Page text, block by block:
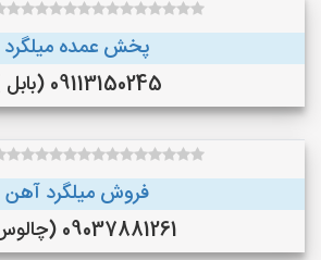
پخش عمده میلگرد
09113150245 (بابل )
فروش میلگرد آهن
09037881261 (چالوس )